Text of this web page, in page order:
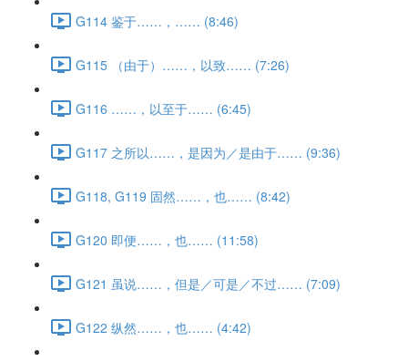
G114 鉴于……，…… (8:46)
G115 （由于）……，以致…… (7:26)
G116 ……，以至于…… (6:45)
G117 之所以……，是因为／是由于…… (9:36)
G118, G119 固然……，也…… (8:42)
G120 即便……，也…… (11:58)
G121 虽说……，但是／可是／不过…… (7:09)
G122 纵然……，也…… (4:42)